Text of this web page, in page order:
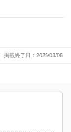
掲載終了日：2025/03/06